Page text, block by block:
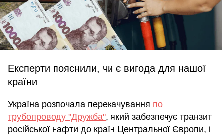
Експерти пояснили, чи є вигода для нашої
країни
Україна розпочала перекачування по
трубопроводу "Дружба", який забезпечує транзит
російської нафти до країн Центральної Європи, і